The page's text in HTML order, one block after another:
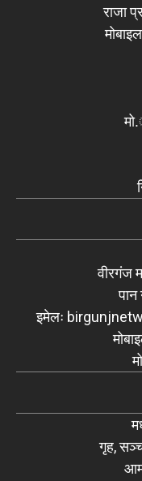
राजा
वीरगंज
इमेलः
गृह,